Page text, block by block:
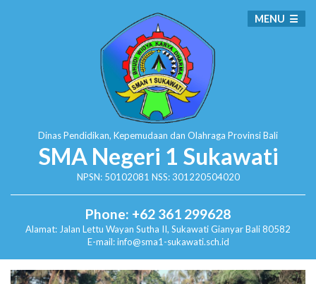
Dinas Pendidikan, Kepemudaan dan Olahraga Provinsi Bali
SMA Negeri 1 Sukawati
NPSN: 50102081 NSS: 301220504020
Phone: +62 361 299628
Alamat: Jalan Lettu Wayan Sutha II, SukawatiGianyar Bali 80582
E-mail: info@sma1-sukawati.sch.id
MENU